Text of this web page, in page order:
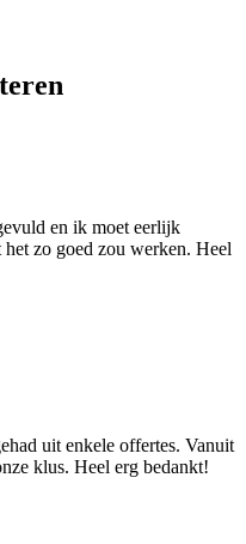
en ik moet eerlijk
zo goed zou werken. Heel
uit enkele offertes. Vanuit
klus. Heel erg bedankt!